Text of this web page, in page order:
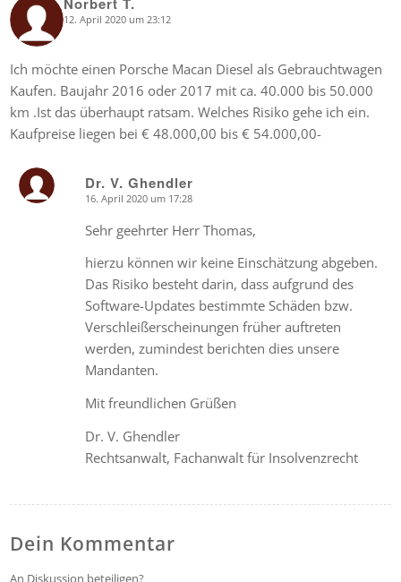
says: 12. April 2020 um 23:12
Ich möchte einen Porsche Macan Diesel als Gebrauchtwagen
Kaufen. Baujahr 2016 oder 2017 mit ca. 40.000 bis 50.000
km .Ist das überhaupt ratsam. Welches Risiko gehe ich ein.
Kaufpreise liegen bei € 48.000,00 bis € 54.000,00-
Dr. V. Ghendler
16. April 2020 um 17:28
Sehr geehrter Herr Thomas,
hierzu können wir keine Einschätzung abgeben.
Das Risiko besteht darin, dass aufgrund des
Software-Updates bestimmte Schäden bzw.
Verschleißerscheinungen früher auftreten
werden, zumindest berichten dies unsere
Mandanten.
Mit freundlichen Grüßen
Dr. V. Ghendler
Rechtsanwalt, Fachanwalt für Insolvenzrecht
Dein Kommentar
An Diskussion beteiligen?